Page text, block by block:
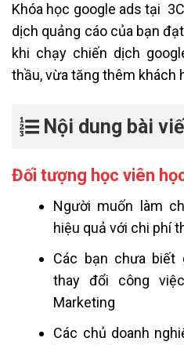
Khóa học google ads tại
dịch quảng cáo của bạn
khi chạy chiến dịch
thầu, vừa tăng thêm khách
Nội dung bài
Đối tượng học viên
Người muốn làm
hiệu quả với chi phí
Các bạn chưa biết
thay đổi công
Marketing
Các chủ doanh